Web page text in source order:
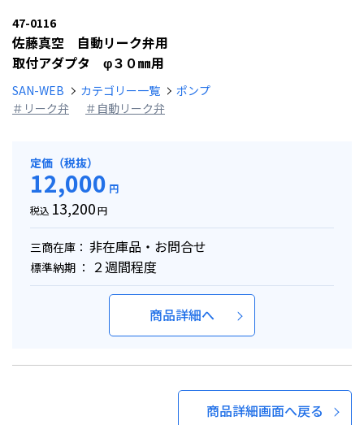
47-0116
佐藤真空 自動リーク弁用
取付アダプタ φ３０㎜用
SAN-WEB カテゴリー一覧
ポンプ
＃リーク弁
＃自動リーク弁
定価（税抜）
12,000 円
税込 13,200円
三商在庫： 非在庫品・お問合せ
標準納期 ： ２週間程度
商品詳細へ
商品詳細画面へ戻る